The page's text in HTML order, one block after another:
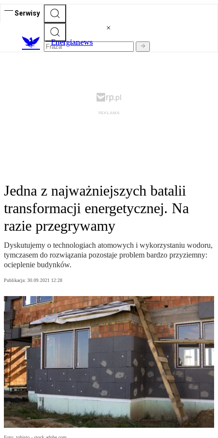
Serwisy
Energianews
Jedna z najważniejszych batalii
transformacji energetycznej. Na
razie przegrywamy
Dyskutujemy o technologiach atomowych i wykorzystaniu wodoru,
tymczasem do rozwiązania pozostaje problem bardzo przyziemny:
ocieplenie budynków.
Publikacja: 30.09.2021 12:28